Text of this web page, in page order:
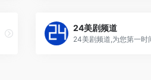
24美剧频道